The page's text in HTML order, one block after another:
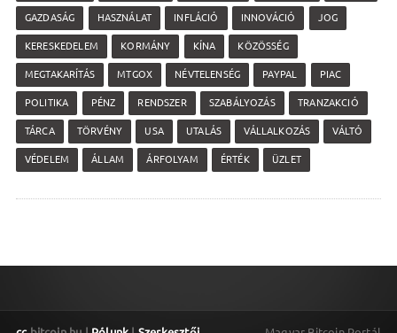
GAZDASÁG HASZNÁLAT INFLÁCIÓ INNOVÁCIÓ JOG
KERESKEDELEM KORMÁNY KÍNA KÖZÖSSÉG
MEGTAKARÍTÁS MTGOX NÉVTELENSÉG PAYPAL PIAC
POLITIKA PÉNZ RENDSZER SZABÁLYOZÁS TRANZAKCIÓ
TÁRCA TÖRVÉNY USA UTALÁS VÁLLALKOZÁS VÁLTÓ
VÉDELEM ÁLLAM ÁRFOLYAM ÉRTÉK ÜZLET